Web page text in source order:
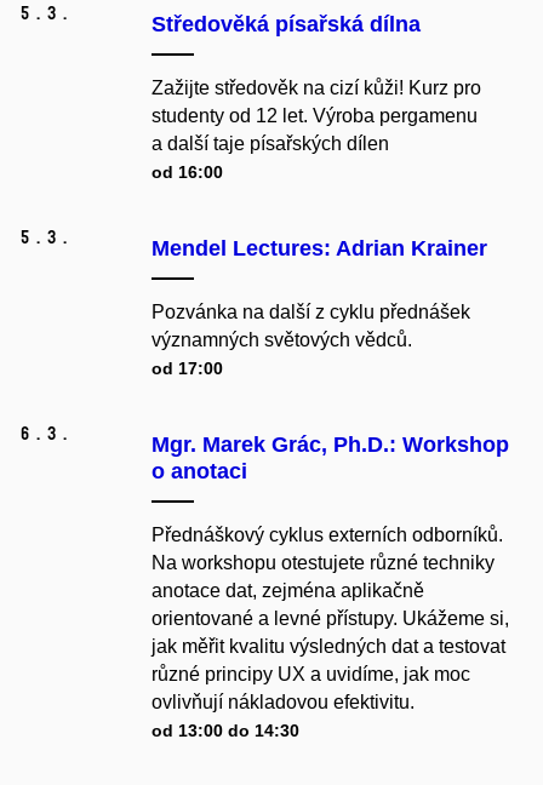
5. 3. Středověká písařská dílna
Zažijte středověk na cizí kůži! Kurz pro
studenty od 12 let. Výroba pergamenu
a další taje písařských dílen
od 16:00
5. 3. Mendel Lectures: Adrian Krainer
Pozvánka na další z cyklu přednášek
významných světových vědců.
od 17:00
6. 3.
Mgr. Marek Grác, Ph.D.: Workshop
o anotaci
Přednáškový cyklus externích odborníků.
Na workshopu otestujete různé techniky
anotace dat, zejména aplikačně
orientované a levné přístupy. Ukážeme si,
jak měřit kvalitu výsledných dat a testovat
různé principy UX a uvidíme, jak moc
ovlivňují nákladovou efektivitu.
od 13:00 do 14:30